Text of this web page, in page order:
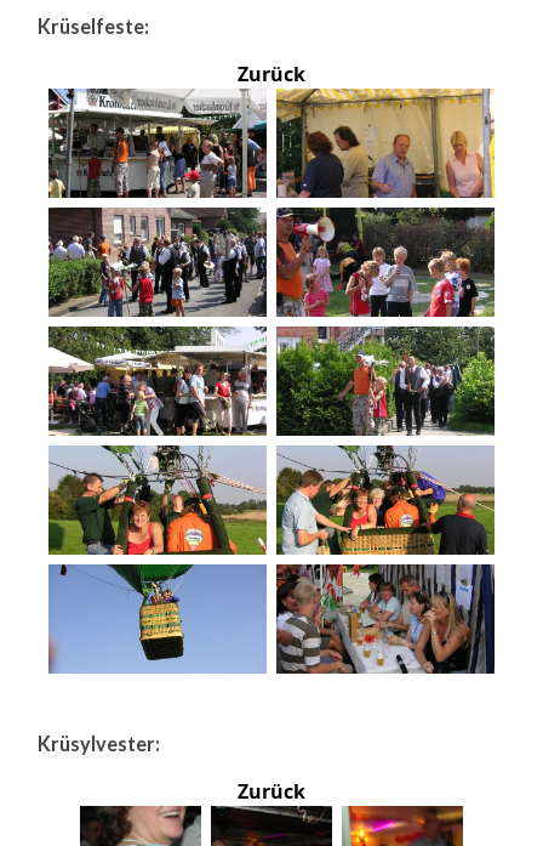
Krüselfeste:
Zurück
Krüsylvester:
Zurück